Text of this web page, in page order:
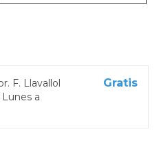
F. Llavallol
a
Gratis